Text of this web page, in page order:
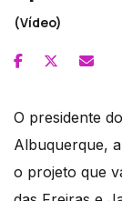
(Vídeo)
O presidente
Albuquerque,
o projeto que